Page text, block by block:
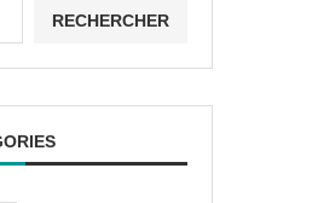
RECHERCHER